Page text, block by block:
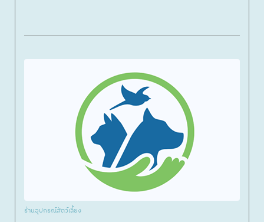
ร้านอุปกรณ์สัตว์เลี้ยง